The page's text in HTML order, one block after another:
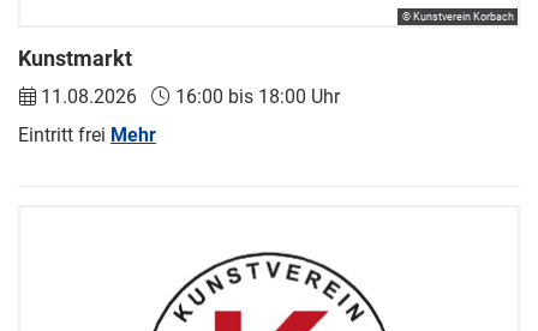
Kunstmarkt
11.08.2026
16:00 bis 18:00 Uhr
Eintritt frei Mehr
© Kunstverein Korbach